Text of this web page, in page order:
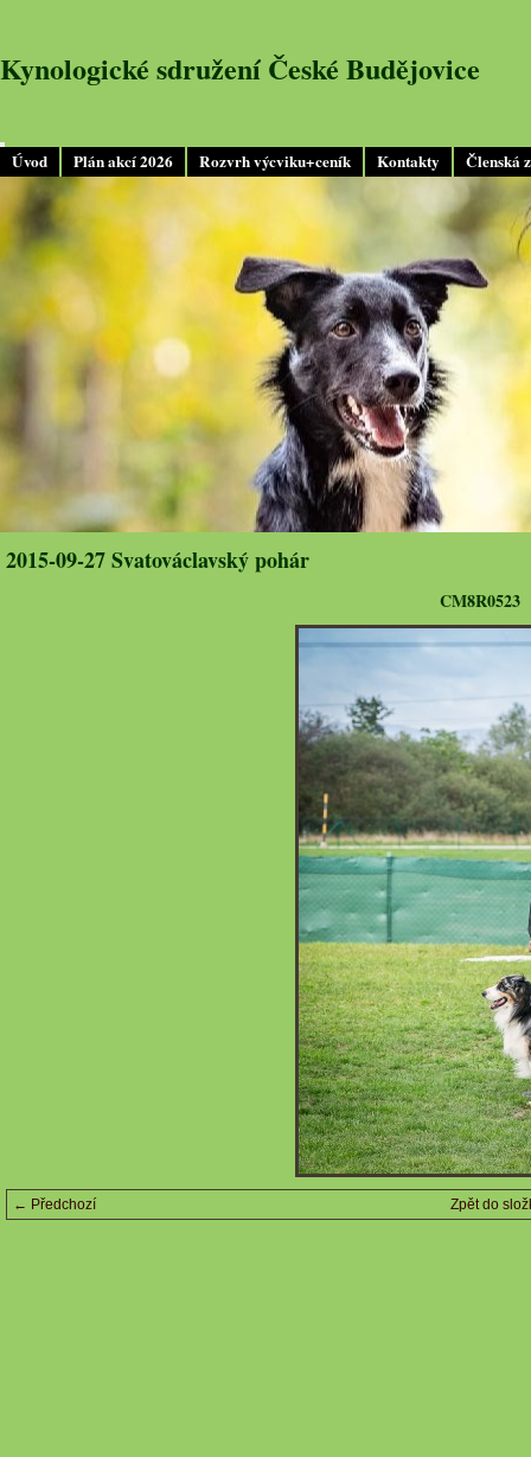
Úvod Plán akcí 2026 Rozvrh výcviku+ceník Kontakty Členská
Kynologické sdružení České Budějovice
2015-09-27 Svatováclavský pohár
CM8R0523
← Předchozí Zpět do